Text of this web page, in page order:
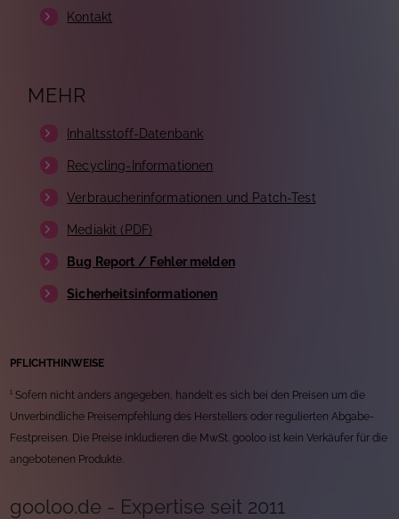
Kontakt
MEHR
Inhaltsstoff-Datenbank
Recycling-Informationen
Verbraucherinformationen und Patch-Test
Mediakit (PDF)
Bug Report / Fehler melden
Sicherheitsinformationen
PFLICHTHINWEISE
¹ Sofern nicht anders angegeben, handelt es sich bei den Preisen um die
Unverbindliche Preisempfehlung des Herstellers oder regulierten Abgabe-
Festpreisen. Die Preise inkludieren die MwSt. gooloo ist kein Verkäufer für die
angebotenen Produkte.
gooloo.de - Expertise seit 2011